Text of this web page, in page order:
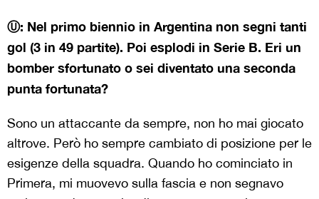
Ⓤ: Nel primo biennio in Argentina non segni tanti
gol (3 in 49 partite). Poi esplodi in Serie B. Eri un
bomber sfortunato o sei diventato una seconda
punta fortunata?
Sono un attaccante da sempre, non ho mai giocato
altrove. Però ho sempre cambiato di posizione per le
esigenze della squadra. Quando ho cominciato in
Primera, mi muovevo sulla fascia e non segnavo